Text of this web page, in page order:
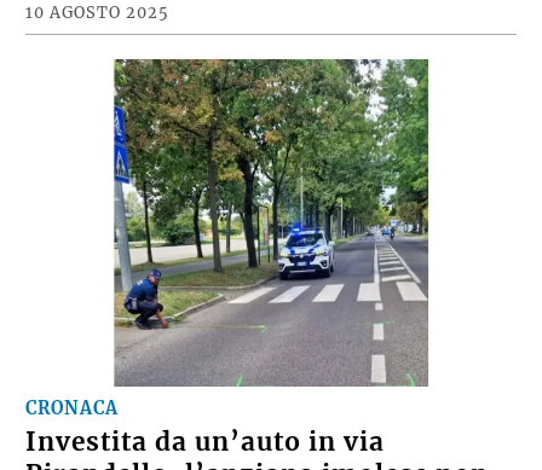
10 AGOSTO 2025
CRONACA
Investita da un’auto in via